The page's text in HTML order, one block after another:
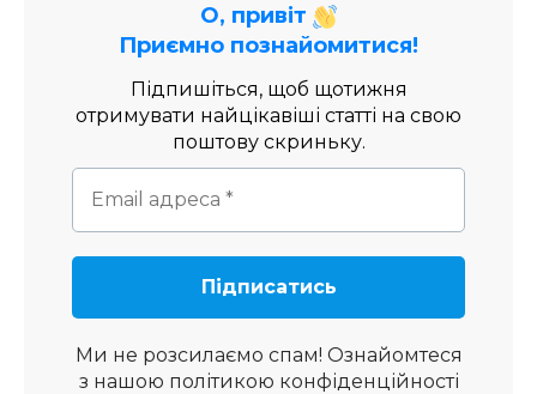
О, привіт
Приємно познайомитися!
Підпишіться, щоб щотижня
отримувати найцікавіші статті на свою
поштову скриньку.
Ми не розсилаємо спам! Ознайомтеся
з нашою політикою конфіденційності